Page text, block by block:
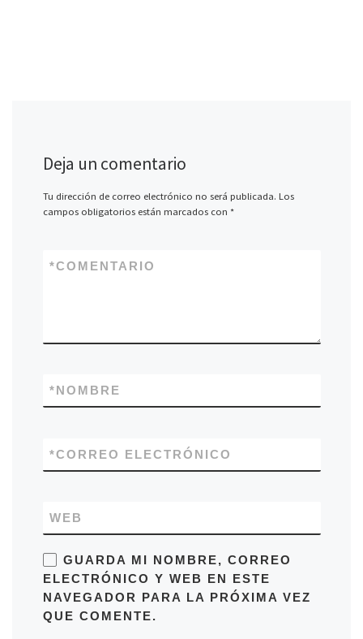
Deja un comentario
Tu dirección de correo electrónico no será publicada. Los
campos obligatorios están marcados con *
COMENTARIO
*
NOMBRE
*
CORREO ELECTRÓNICO
*
WEB
GUARDA MI NOMBRE, CORREO
ELECTRÓNICO Y WEB EN ESTE
NAVEGADOR PARA LA PRÓXIMA VEZ
QUE COMENTE.